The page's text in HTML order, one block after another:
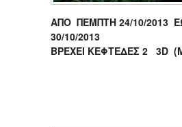
ΑΠΟ ΠΕΜΠΤΗ 24/10/2013
30/10/2013
ΒΡΕΧΕΙ ΚΕΦΤΕΔΕΣ 2 3D (